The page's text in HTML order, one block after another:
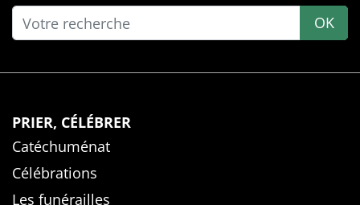
OK
PRIER, CÉLÉBRER
Catéchuménat
Célébrations
Les funérailles